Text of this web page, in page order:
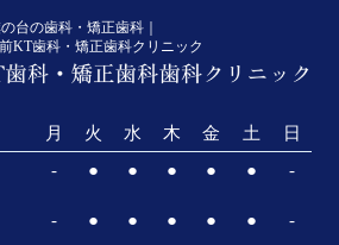
台の歯科・矯正歯科｜
KT歯科・矯正歯科クリニック
月 火 水 木 金 土
日
- ● ● ● ● ●
-
- ● ● ● ● ● -